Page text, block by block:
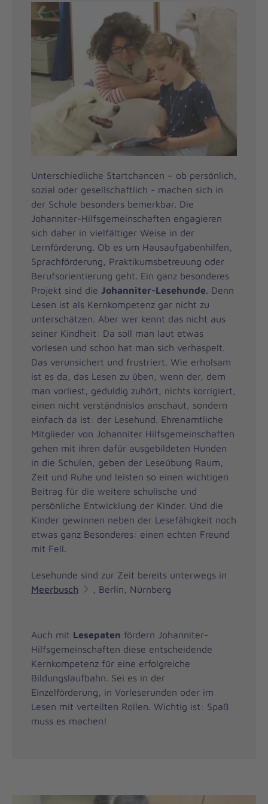
Unterschiedliche Startchancen – ob persönlich,
sozial oder gesellschaftlich - machen sich in
der Schule besonders bemerkbar. Die
Johanniter-Hilfsgemeinschaften engagieren
sich daher in vielfältiger Weise in der
Lernförderung. Ob es um Hausaufgabenhilfen,
Sprachförderung, Praktikumsbetreuung oder
Berufsorientierung geht. Ein ganz besonderes
Projekt sind die Johanniter-Lesehunde. Denn
Lesen ist als Kernkompetenz gar nicht zu
unterschätzen. Aber wer kennt das nicht aus
seiner Kindheit: Da soll man laut etwas
vorlesen und schon hat man sich verhaspelt.
Das verunsichert und frustriert. Wie erholsam
ist es da, das Lesen zu üben, wenn der, dem
man vorliest, geduldig zuhört, nichts korrigiert,
einen nicht verständnislos anschaut, sondern
einfach da ist: der Lesehund. Ehrenamtliche
Mitglieder von Johanniter Hilfsgemeinschaften
gehen mit ihren dafür ausgebildeten Hunden
in die Schulen, geben der Leseübung Raum,
Zeit und Ruhe und leisten so einen wichtigen
Beitrag für die weitere schulische und
persönliche Entwicklung der Kinder. Und die
Kinder gewinnen neben der Lesefähigkeit noch
etwas ganz Besonderes: einen echten Freund
mit Fell.
Lesehunde sind zur Zeit bereits unterwegs in
Meerbusch
, Berlin, Nürnberg
Auch mit Lesepaten fördern Johanniter-
Hilfsgemeinschaften diese entscheidende
Kernkompetenz für eine erfolgreiche
Bildungslaufbahn. Sei es in der
Einzelförderung, in Vorleserunden oder im
Lesen mit verteilten Rollen. Wichtig ist: Spaß
muss es machen!